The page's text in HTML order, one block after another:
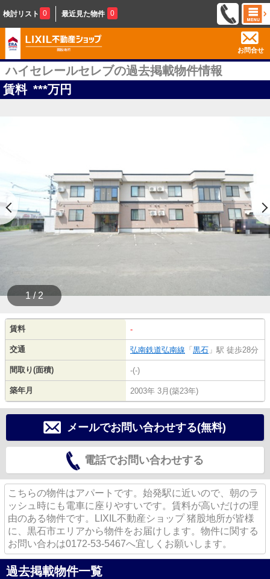
検討リスト 0 最近見た物件 0
お問合せ
ハイセレールセレブの過去掲載物件情報
賃料 ***万円
1 / 2
賃料 -
交通 弘南鉄道弘南線 「 黒石 」駅 徒歩28分
間取り(面積) -(-)
築年月 2003年 3月(築23年)
メールでお問い合わせする(無料)
電話でお問い合わせする
こちらの物件はアパートです。始発駅に近いので、朝のラ
ッシュ時にも電車に座りやすいです。賃料が高いだけの理
由のある物件です。LIXIL不動産ショップ 猪股地所が皆様
に、黒石市エリアから物件をお届けします。物件に関する
お問い合わは0172-53-5467へ宜しくお願いします。
過去掲載物件一覧